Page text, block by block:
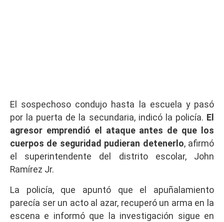
El sospechoso condujo hasta la escuela y pasó
por la puerta de la secundaria, indicó la policía. El
agresor emprendió el ataque antes de que los
cuerpos de seguridad pudieran detenerlo, afirmó
el superintendente del distrito escolar, John
Ramírez Jr.
La policía, que apuntó que el apuñalamiento
parecía ser un acto al azar, recuperó un arma en la
escena e informó que la investigación sigue en